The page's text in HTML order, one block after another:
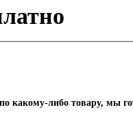
по какому-либо товару, мы